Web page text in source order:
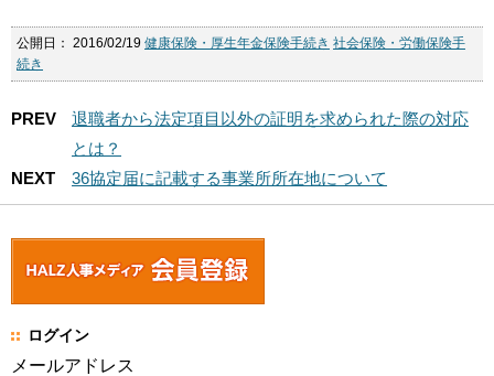
公開日： 2016/02/19 健康保険・厚生年金保険手続き 社会保険・労働保険手
続き
PREV
退職者から法定項目以外の証明を求められた際の対応
とは？
NEXT
36協定届に記載する事業所所在地について
ログイン
メールアドレス